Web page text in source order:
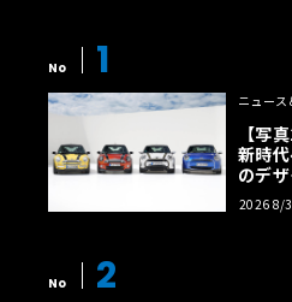
No 1
ニュース
【写
新時
のデ
2026 8/3
No 2